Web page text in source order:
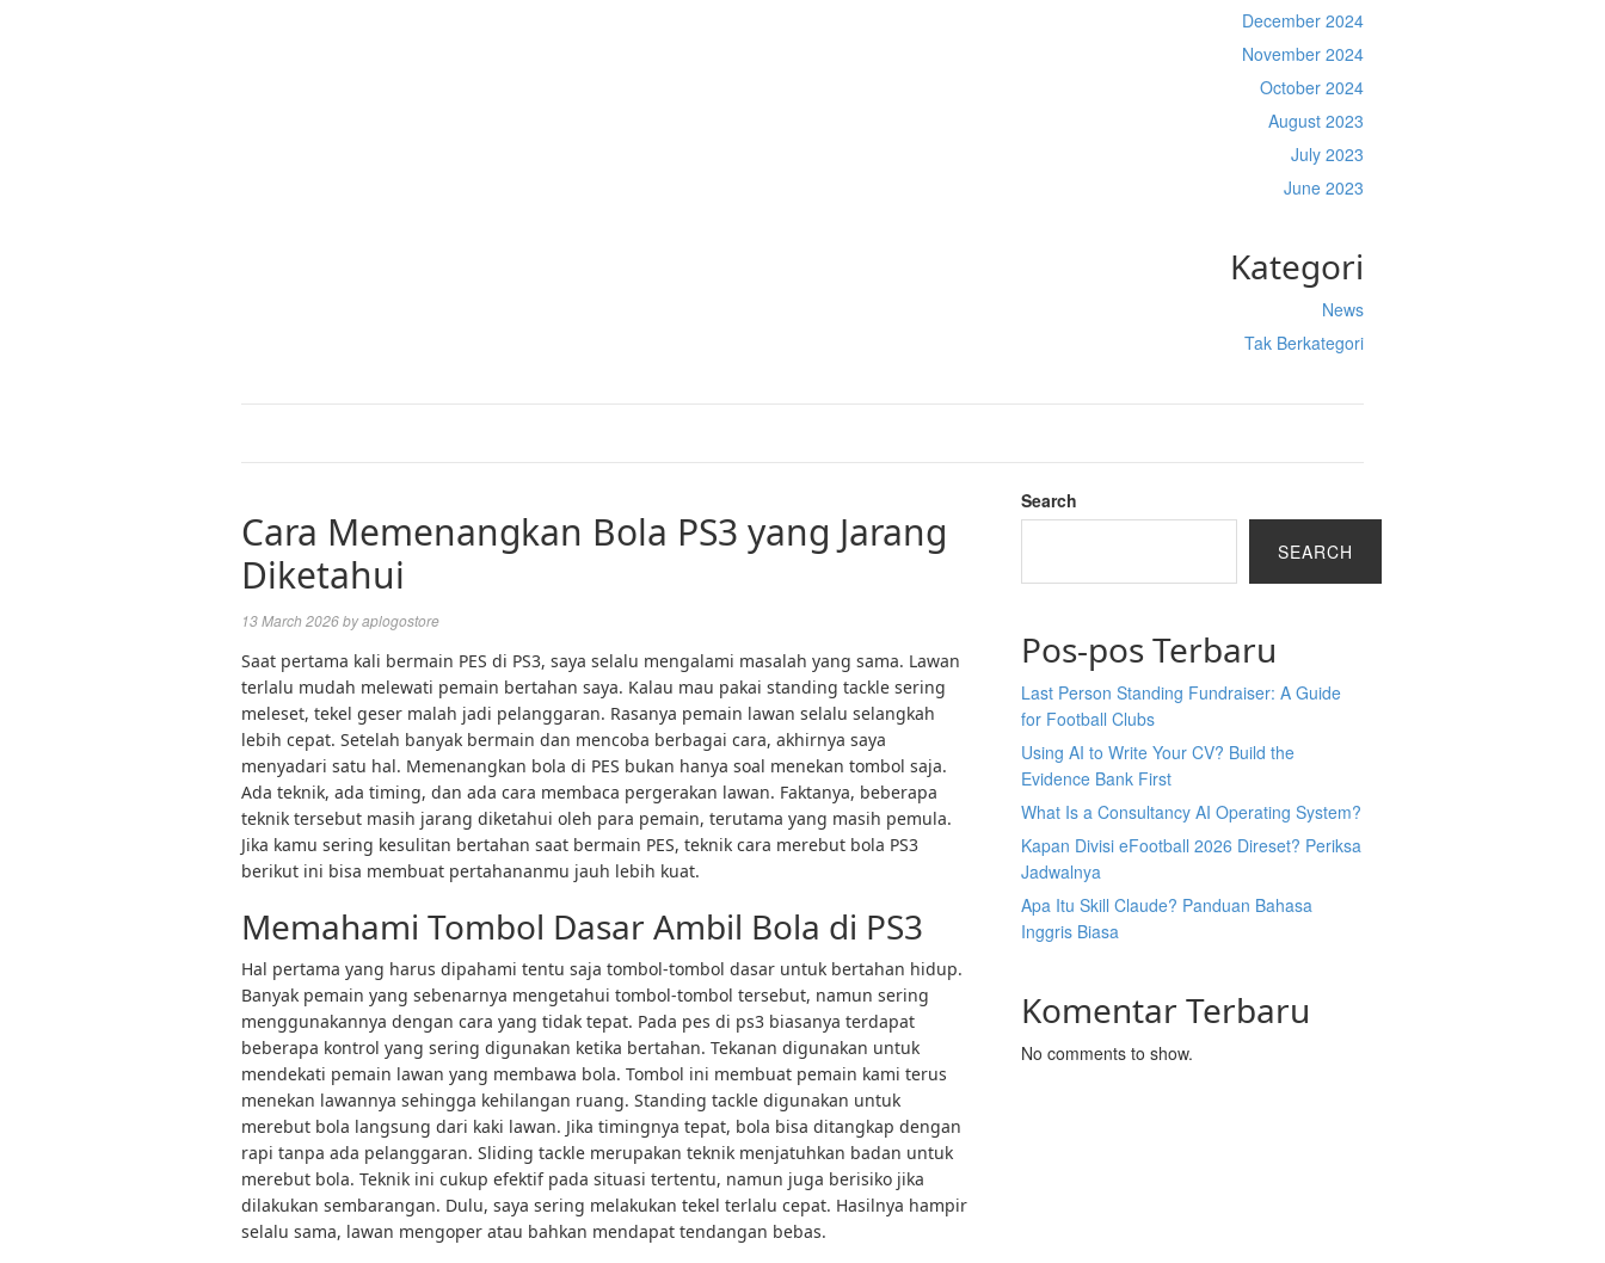
December 2024
November 2024
October 2024
August 2023
July 2023
June 2023
Kategori
News
Tak Berkategori
Cara Memenangkan Bola PS3 yang Jarang
Diketahui
13 March 2026byaplogostore
Saat pertama kali bermain PES di PS3, saya selalu mengalami masalah yang sama. Lawan
terlalu mudah melewati pemain bertahan saya. Kalau mau pakai standing tackle sering
meleset, tekel geser malah jadi pelanggaran. Rasanya pemain lawan selalu selangkah
lebih cepat. Setelah banyak bermain dan mencoba berbagai cara, akhirnya saya
menyadari satu hal. Memenangkan bola di PES bukan hanya soal menekan tombol saja.
Ada teknik, ada timing, dan ada cara membaca pergerakan lawan. Faktanya, beberapa
teknik tersebut masih jarang diketahui oleh para pemain, terutama yang masih pemula.
Jika kamu sering kesulitan bertahan saat bermain PES, teknik cara merebut bola PS3
berikut ini bisa membuat pertahananmu jauh lebih kuat.
Memahami Tombol Dasar Ambil Bola di PS3
Hal pertama yang harus dipahami tentu saja tombol-tombol dasar untuk bertahan hidup.
Banyak pemain yang sebenarnya mengetahui tombol-tombol tersebut, namun sering
menggunakannya dengan cara yang tidak tepat. Pada pes di ps3 biasanya terdapat
beberapa kontrol yang sering digunakan ketika bertahan. Tekanan digunakan untuk
mendekati pemain lawan yang membawa bola. Tombol ini membuat pemain kami terus
menekan lawannya sehingga kehilangan ruang. Standing tackle digunakan untuk
merebut bola langsung dari kaki lawan. Jika timingnya tepat, bola bisa ditangkap dengan
rapi tanpa ada pelanggaran. Sliding tackle merupakan teknik menjatuhkan badan untuk
merebut bola. Teknik ini cukup efektif pada situasi tertentu, namun juga berisiko jika
dilakukan sembarangan. Dulu, saya sering melakukan tekel terlalu cepat. Hasilnya hampir
selalu sama, lawan mengoper atau bahkan mendapat tendangan bebas.
Search
SEARCH
Pos-pos Terbaru
Last Person Standing Fundraiser: A Guide
for Football Clubs
Using AI to Write Your CV? Build the
Evidence Bank First
What Is a Consultancy AI Operating System?
Kapan Divisi eFootball 2026 Direset? Periksa
Jadwalnya
Apa Itu Skill Claude? Panduan Bahasa
Inggris Biasa
Komentar Terbaru
No comments to show.